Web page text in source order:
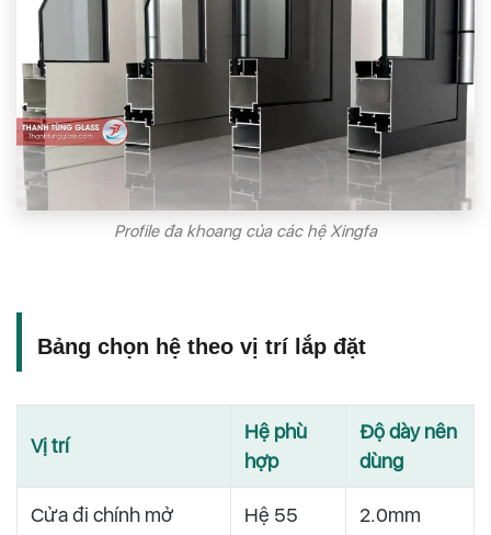
Profile đa khoang của các hệ Xingfa
Bảng chọn hệ theo vị trí lắp đặt
Vị trí
Hệ phù
hợp
Độ dày nên
dùng
Cửa đi chính mở
Hệ 55
2.0mm